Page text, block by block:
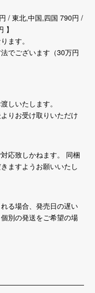
/ 東北,中国,四国 790円 /
】
ます。
でございます（30万円
しいたします。
りお受け取りいただけ
応致しかねます。 同梱
ますようお願いいたし
る場合、発売日の遅い
別の発送をご希望の場